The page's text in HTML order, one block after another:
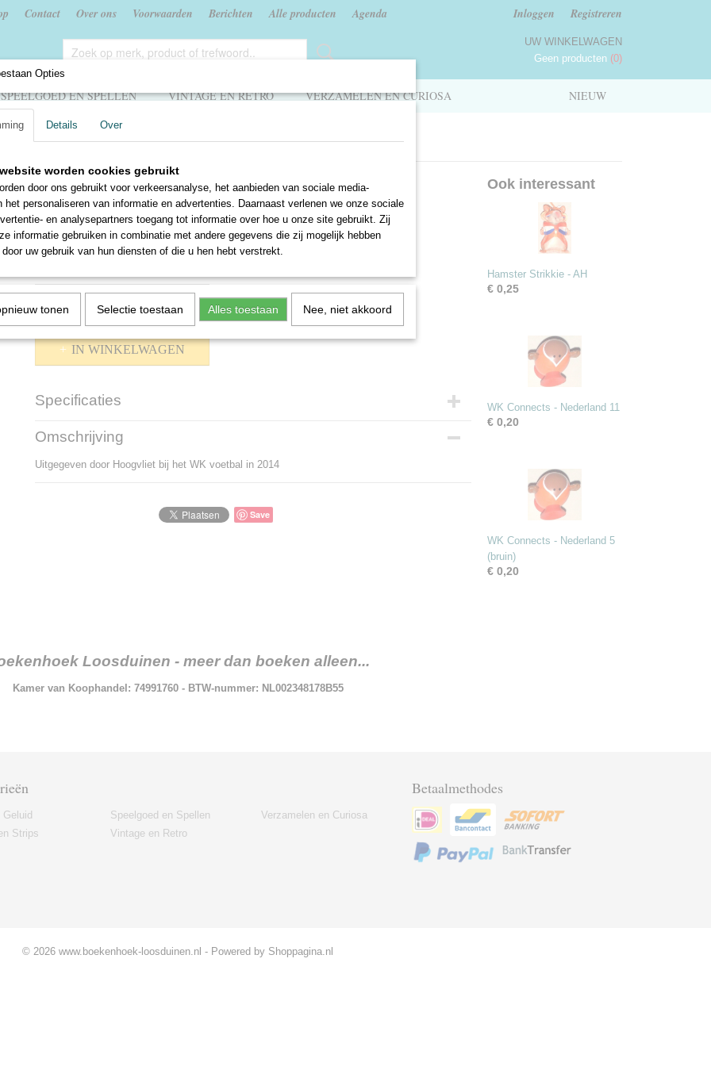
Contact Over ons Voorwaarden Berichten Alle producten Agenda Inloggen Registreren
UW WINKELWAGEN
Geen producten (0)
NIEUW
SPEELGOED EN SPELLEN VINTAGE EN RETRO VERZAMELEN EN CURIOSA
WK Connects - Argentinië 10
WK Connects - Argentinië 10
€ 0,20
✓Op voorraad
IN WINKELWAGEN
Specificaties
Productcode
Bruto gewicht
Omschrijving
Uitgegeven door Hoogvliet bij het WK voetbal in 2014
Save
Ook interessant
Hamster Strikkie - AH
€ 0,25
WK Connects - Nederland 11
€ 0,20
WK Connects - Nederland 5
(bruin)
€ 0,20
Loosduinen - meer dan boeken alleen...
Kamer van Koophandel: 74991760 - BTW-nummer: NL002348178B55
Strips
Speelgoed en Spellen
Vintage en Retro
Verzamelen en Curiosa
Betaalmethodes
© 2026 www.boekenhoek-loosduinen.nl - Powered by Shoppagina.nl
Opties
Details Over
worden cookies gebruikt
door ons gebruikt voor verkeersanalyse, het aanbieden van sociale media-
het personaliseren van informatie en advertenties. Daarnaast verlenen we onze sociale
en analysepartners toegang tot informatie over hoe u onze site gebruikt. Zij
informatie gebruiken in combinatie met andere gegevens die zij mogelijk hebben
uw gebruik van hun diensten of die u hen hebt verstrekt.
tonen Selectie toestaan Alles toestaan Nee, niet akkoord